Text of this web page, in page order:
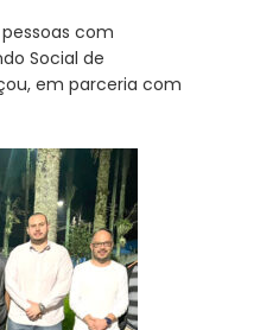
com
Social de
em parceria com